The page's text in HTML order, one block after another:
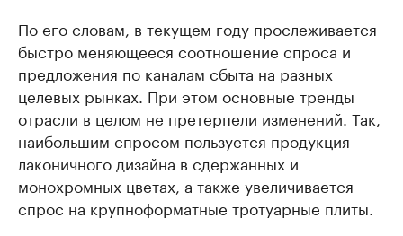
По его словам, в текущем году прослеживается
быстро меняющееся соотношение спроса и
предложения по каналам сбыта на разных
целевых рынках. При этом основные тренды
отрасли в целом не претерпели изменений. Так,
наибольшим спросом пользуется продукция
лаконичного дизайна в сдержанных и
монохромных цветах, а также увеличивается
спрос на крупноформатные тротуарные плиты.